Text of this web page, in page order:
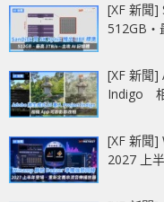
[XF 新聞]
512GB‧
[XF 新聞]
Indigo
[XF 新聞
2027 上